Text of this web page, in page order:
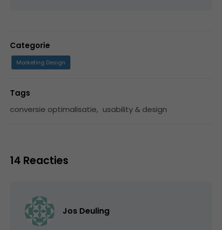
Categorie
Marketing Design
Tags
conversie optimalisatie, usability & design
14 Reacties
Jos Deuling